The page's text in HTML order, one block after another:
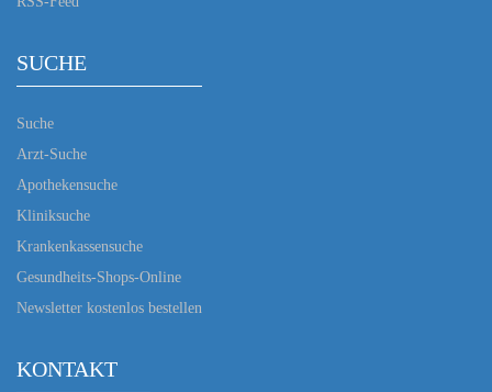
SUCHE
Suche
Arzt-Suche
Apothekensuche
Kliniksuche
Krankenkassensuche
Gesundheits-Shops-Online
Newsletter kostenlos bestellen
KONTAKT